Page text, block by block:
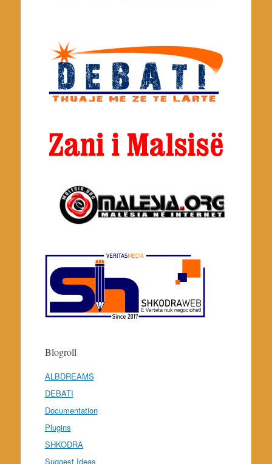
Blogroll
ALBDREAMS
DEBATI
Documentation
Plugins
SHKODRA
Suggest Ideas